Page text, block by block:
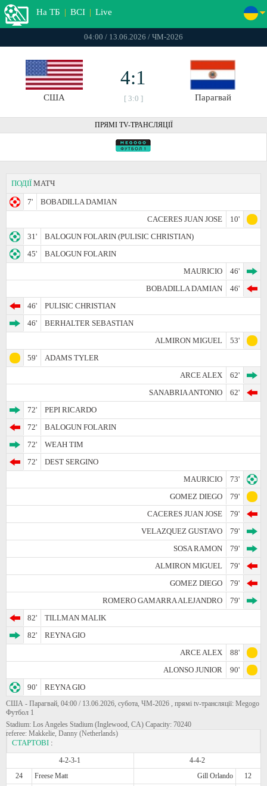
На ТБ | ВСІ | Live
04:00 / 13.06.2026 / ЧМ-2026
США
4:1
[ 3:0 ] Парагвай
ПРЯМІ TV-ТРАНСЛЯЦІЇ
ПОДІЇ МАТЧ
7'
BOBADILLA DAMIAN
CACERES JUAN JOSE
10'
31'
BALOGUN FOLARIN (PULISIC CHRISTIAN)
45'
BALOGUN FOLARIN
MAURICIO
46'
BOBADILLA DAMIAN
46'
46'
PULISIC CHRISTIAN
46'
BERHALTER SEBASTIAN
ALMIRON MIGUEL
53'
59'
ADAMS TYLER
ARCE ALEX
62'
SANABRIA ANTONIO
62'
72'
PEPI RICARDO
72'
BALOGUN FOLARIN
72'
WEAH TIM
72'
DEST SERGINO
MAURICIO
73'
GOMEZ DIEGO
79'
CACERES JUAN JOSE
79'
VELAZQUEZ GUSTAVO
79'
SOSA RAMON
79'
ALMIRON MIGUEL
79'
GOMEZ DIEGO
79'
ROMERO GAMARRA ALEJANDRO
79'
82'
TILLMAN MALIK
82'
REYNA GIO
ARCE ALEX
88'
ALONSO JUNIOR
90'
90'
REYNA GIO
США - Парагвай, 04:00 / 13.06.2026, субота, ЧМ-2026 , прямі tv-трансляції: Megogo
Футбол 1
Stadium: Los Angeles Stadium (Inglewood, CA) Capacity: 70240
referee: Makkelie, Danny (Netherlands)
СТАРТОВІ :
4-2-3-1
4-4-2
24
Freese Matt Gill Orlando
12